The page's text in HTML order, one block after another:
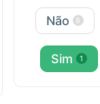
Não 8
Sim 1